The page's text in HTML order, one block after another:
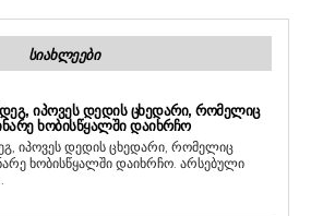
ᲡᲘᲐᲮᲚᲔᲔᲑᲘ
ᲘᲞᲝᲕᲔᲡ ᲓᲔᲓᲘᲡ ᲪᲮᲔᲓᲐᲠᲘ, ᲠᲝᲛᲔᲚᲘᲪ
ᲮᲝᲑᲘᲡᲬᲧᲐᲚᲨᲘ ᲓᲐᲘᲮᲠᲩᲝ
იპოვეს დედის ცხედარი, რომელიც
ხობისწყალში დაიხრჩო. არსებული